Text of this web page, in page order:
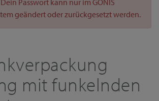
Dein Passwort kann nur im GONIS
geändert oder zurückgesetzt werden.
mit funkelnden